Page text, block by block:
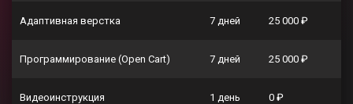
Адаптивная верстка 7 дней 25 000 ₽
Программирование (Open Cart) 7 дней 25 000 ₽
Видеоинструкция 1 день 0 ₽